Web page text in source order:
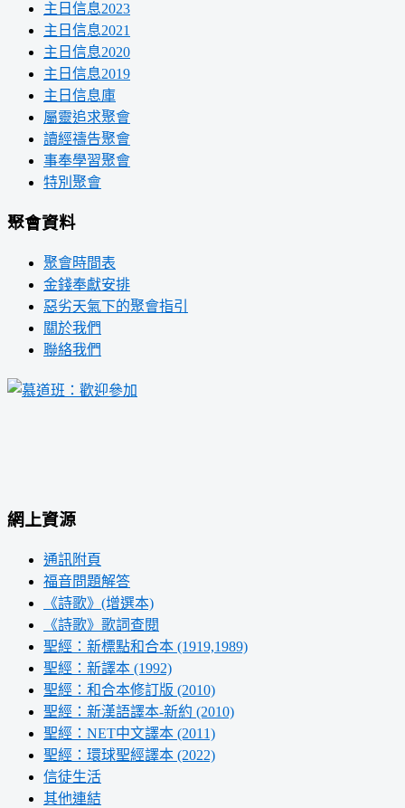
主日信息2023
主日信息2021
主日信息2020
主日信息2019
主日信息庫
屬靈追求聚會
讀經禱告聚會
事奉學習聚會
特別聚會
聚會資料
聚會時間表
金錢奉獻安排
惡劣天氣下的聚會指引
關於我們
聯絡我們
網上資源
通訊附頁
福音問題解答
《詩歌》(增選本)
《詩歌》歌詞查閱
聖經：新標點和合本 (1919,1989)
聖經：新譯本 (1992)
聖經：和合本修訂版 (2010)
聖經：新漢語譯本-新約 (2010)
聖經：NET中文譯本 (2011)
聖經：環球聖經譯本 (2022)
信徒生活
其他連結